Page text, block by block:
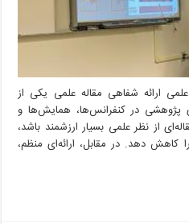
ارائه شفاهی مقاله علمی یکی از
پژوهشی در کنفرانس‌ها، همایش‌ها و
از نظر علمی بسیار ارزشمند باشد،
کاهش دهد. در مقابل، ارائه‌ای منظم،